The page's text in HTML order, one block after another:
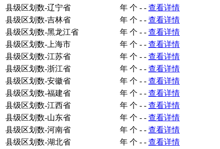
县级区划数-辽宁省
年 个 - - 查看详情
县级区划数-吉林省
年 个 - - 查看详情
县级区划数-黑龙江省
年 个 - - 查看详情
县级区划数-上海市
年 个 - - 查看详情
县级区划数-江苏省
年 个 - - 查看详情
县级区划数-浙江省
年 个 - - 查看详情
县级区划数-安徽省
年 个 - - 查看详情
县级区划数-福建省
年 个 - - 查看详情
县级区划数-江西省
年 个 - - 查看详情
县级区划数-山东省
年 个 - - 查看详情
县级区划数-河南省
年 个 - - 查看详情
县级区划数-湖北省
年 个 - - 查看详情